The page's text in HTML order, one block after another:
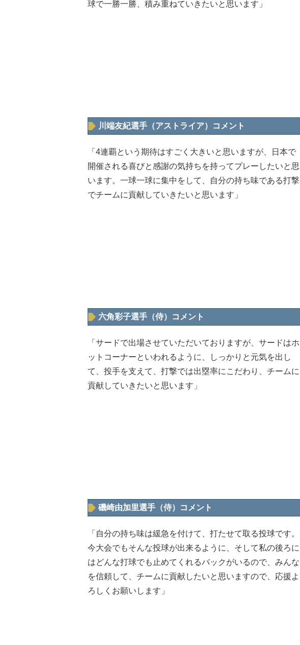
球で一勝一勝、積み重ねていきたいと思います」
川端友紀選手（アストライア）コメント
「4連覇という期待はすごく大きいと思いますが、日本で
開催される喜びと感謝の気持ちを持ってプレーしたいと思
います。一球一球に集中をして、自分の持ち味である打撃
でチームに貢献していきたいと思います」
六角彩子選手（侍）コメント
「サードで出場させていただいておりますが、サードはホ
ットコーナーといわれるように、しっかりと元気を出し
て、投手を支えて、打撃では出塁率にこだわり、チームに
貢献していきたいと思います」
磯崎由加里選手（侍）コメント
「自分の持ち味は緩急を付けて、打たせて取る投球です。
今大会でもそんな投球が出来るように、そして私の後ろに
はどんな打球でも止めてくれるバックがいるので、みんな
を信頼して、チームに貢献したいと思いますので、応援よ
ろしくお願いします」